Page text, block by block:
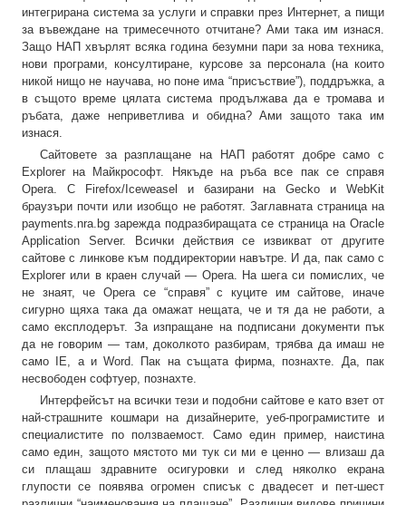
интегрирана система за услуги и справки през Интернет, а пищи
за въвеждане на тримесечното отчитане? Ами така им изнася.
Защо НАП хвърлят всяка година безумни пари за нова техника,
нови програми, консултиране, курсове за персонала (на които
никой нищо не научава, но поне има “присъствие”), поддръжка, а
в същото време цялата система продължава да е тромава и
ръбата, даже неприветлива и обидна? Ами защото така им
изнася.
Сайтовете за разплащане на НАП работят добре само с
Explorer на Майкрософт. Някъде на ръба все пак се справя
Opera. С Firefox/Iceweasel и базирани на Gecko и WebKit
браузъри почти или изобщо не работят. Заглавната страница на
payments.nra.bg зарежда подразбиращата се страница на Oracle
Application Server. Всички действия се извикват от другите
сайтове с линкове към поддиректории навътре. И да, пак само с
Explorer или в краен случай — Opera. На шега си помислих, че
не знаят, че Opera се “справя” с куците им сайтове, иначе
сигурно щяха така да омажат нещата, че и тя да не работи, а
само експлодерът. За изпращане на подписани документи пък
да не говорим — там, доколкото разбирам, трябва да имаш не
само IE, а и Word. Пак на същата фирма, познахте. Да, пак
несвободен софтуер, познахте.
Интерфейсът на всички тези и подобни сайтове е като взет от
най-страшните кошмари на дизайнерите, уеб-програмистите и
специалистите по ползваемост. Само един пример, наистина
само един, защото мястото ми тук си ми е ценно — влизаш да
си плащаш здравните осигуровки и след няколко екрана
глупости се появява огромен списък с двадесет и пет-шест